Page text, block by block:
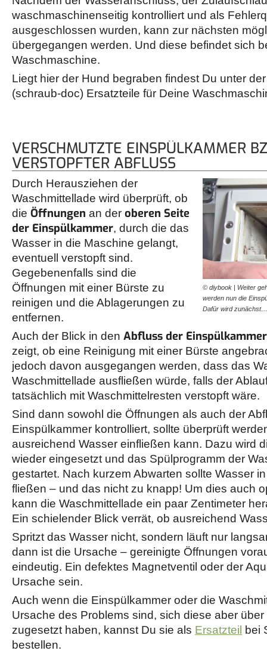
waschmaschinenseitig kontrolliert und als
ausgeschlossen wurden, kann zur nächsten
übergegangen werden. Und diese befindet sich
Waschmaschine.
Liegt hier der Hund begraben findest Du unter
(schraub-doc) Ersatzteile für Deine
VERSCHMUTZTE EINSPÜLKAMMER
VERSTOPFTER ABFLUSS
© diybook | Weiter
werden nun die
Dafür wird zunächst…
Durch Herausziehen der
Waschmittellade wird überprüft, ob
die Öffnungen an der oberen Seite
der Einspülkammer, durch die das
Wasser in die Maschine gelangt,
eventuell verstopft sind.
Gegebenenfalls sind die
Öffnungen mit einer Bürste zu
reinigen und die Ablagerungen zu
entfernen.
Auch der Blick in den Abfluss der Einspülkammer
zeigt, ob eine Reinigung mit einer Bürste
jedoch davon ausgegangen werden, dass das
Waschmittellade ausfließen würde, falls der
tatsächlich mit Waschmittelresten verstopft wäre.
Sind dann sowohl die Öffnungen als auch der
Einspülkammer kontrolliert, sollte überprüft
ausreichend Wasser einfließen kann. Dazu wird
wieder eingesetzt und das Spülprogramm der
gestartet. Nach kurzem Abwarten sollte Wasser
fließen – und das nicht zu knapp! Um dies auch
kann die Waschmittellade ein paar Zentimeter
Ein schielender Blick verrät, ob ausreichend
Spritzt das Wasser nicht, sondern läuft nur
dann ist die Ursache – gereinigte Öffnungen
eindeutig. Ein defektes Magnetventil oder der
Ursache sein.
Auch wenn die Einspülkammer oder die
Ursache des Problems sind, sich diese aber
zugesetzt haben, kannst Du sie als Ersatzteil bei
bestellen.